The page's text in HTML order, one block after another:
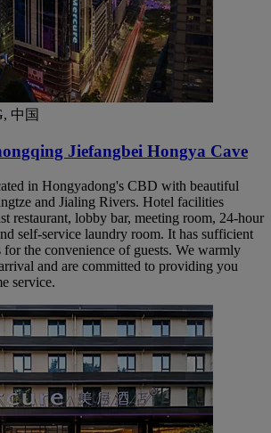
中国
Jiefangbei Hongya Cave
in Hongyadong's CBD with beautiful
and Jialing Rivers. Hotel facilities
restaurant, lobby bar, meeting room, 24-hour
self-service laundry room. It has sufficient
for the convenience of guests. We warmly
and are committed to providing you
service.